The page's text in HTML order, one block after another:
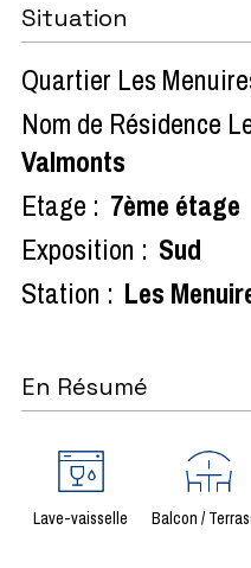
Situation
Quartier Les
Nom de Résidence
Valmonts
Etage : 7ème étage
Exposition : Sud
Station : Les
En Résumé
Lave-vaisselle Balcon /